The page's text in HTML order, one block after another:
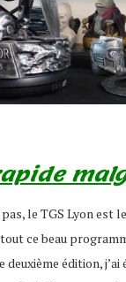
le TGS Lyon est le
ce beau
deuxième édition,